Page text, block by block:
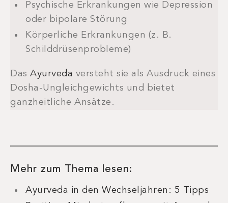
Psychische Erkrankungen wie Depression
oder bipolare Störung
Körperliche Erkrankungen (z. B.
Schilddrüsenprobleme)
Das Ayurveda versteht sie als Ausdruck eines
Dosha-Ungleichgewichts und bietet
ganzheitliche Ansätze.
Mehr zum Thema lesen:
Ayurveda in den Wechseljahren: 5 Tipps